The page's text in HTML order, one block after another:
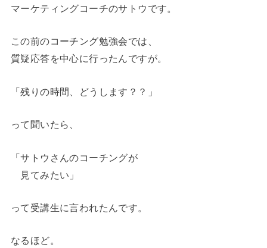
マーケティングコーチのサトウです。
この前のコーチング勉強会では、
質疑応答を中心に行ったんですが。
「残りの時間、どうします？？」
って聞いたら、
「サトウさんのコーチングが
見てみたい」
って受講生に言われたんです。
なるほど。